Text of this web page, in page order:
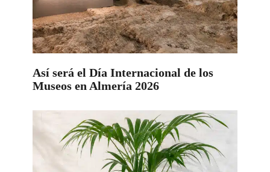
Así será el Día Internacional de los
Museos en Almería 2026